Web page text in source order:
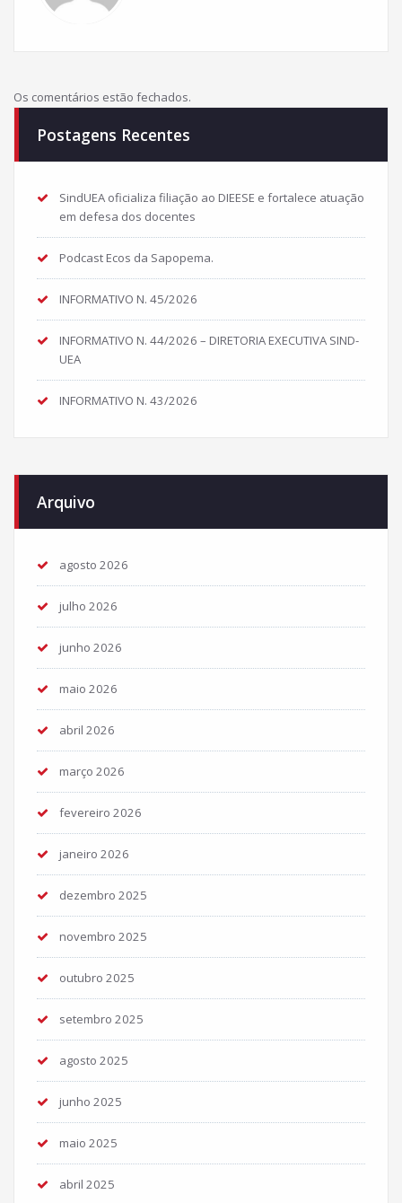
Os comentários estão fechados.
Postagens Recentes
SindUEA oficializa filiação ao DIEESE e fortalece atuação
em defesa dos docentes
Podcast Ecos da Sapopema.
INFORMATIVO N. 45/2026
INFORMATIVO N. 44/2026 – DIRETORIA EXECUTIVA SIND-
UEA
INFORMATIVO N. 43/2026
Arquivo
agosto 2026
julho 2026
junho 2026
maio 2026
abril 2026
março 2026
fevereiro 2026
janeiro 2026
dezembro 2025
novembro 2025
outubro 2025
setembro 2025
agosto 2025
junho 2025
maio 2025
abril 2025